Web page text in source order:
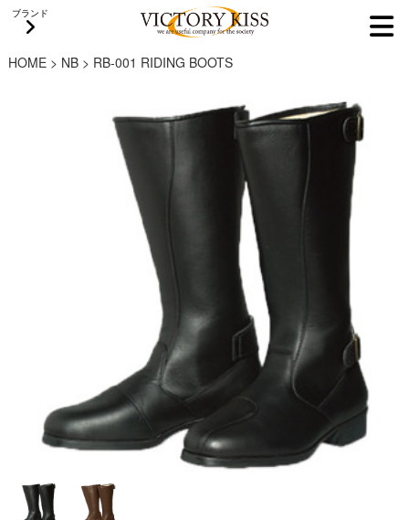
ブランド
HOME> NB> RB-001 RIDING BOOTS